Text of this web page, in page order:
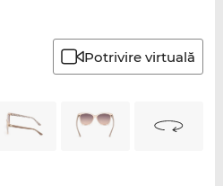
Potrivire virtuală